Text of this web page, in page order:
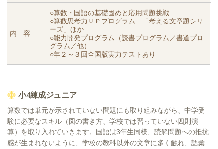
内 容
○算数・国語の基礎固めと応用問題挑戦
○算数思考力ＵＰプログラム…「考える文章題シリ
ーズ」ほか
○能力開発プログラム（読書プログラム／書道プロ
グラム／他）
○年２～３回全国版実力テストあり
小4練成ジュニア
算数では単元が示されていない問題にも取り組みながら、 中学受
験に必要なスキル（図の書き方、学校では習っていない四則演
算）を取り入れていきます。国語は3年生同様、読解問題への抵抗
感が生まれないように、 学校の教科以外の文章に多く触れ、語彙